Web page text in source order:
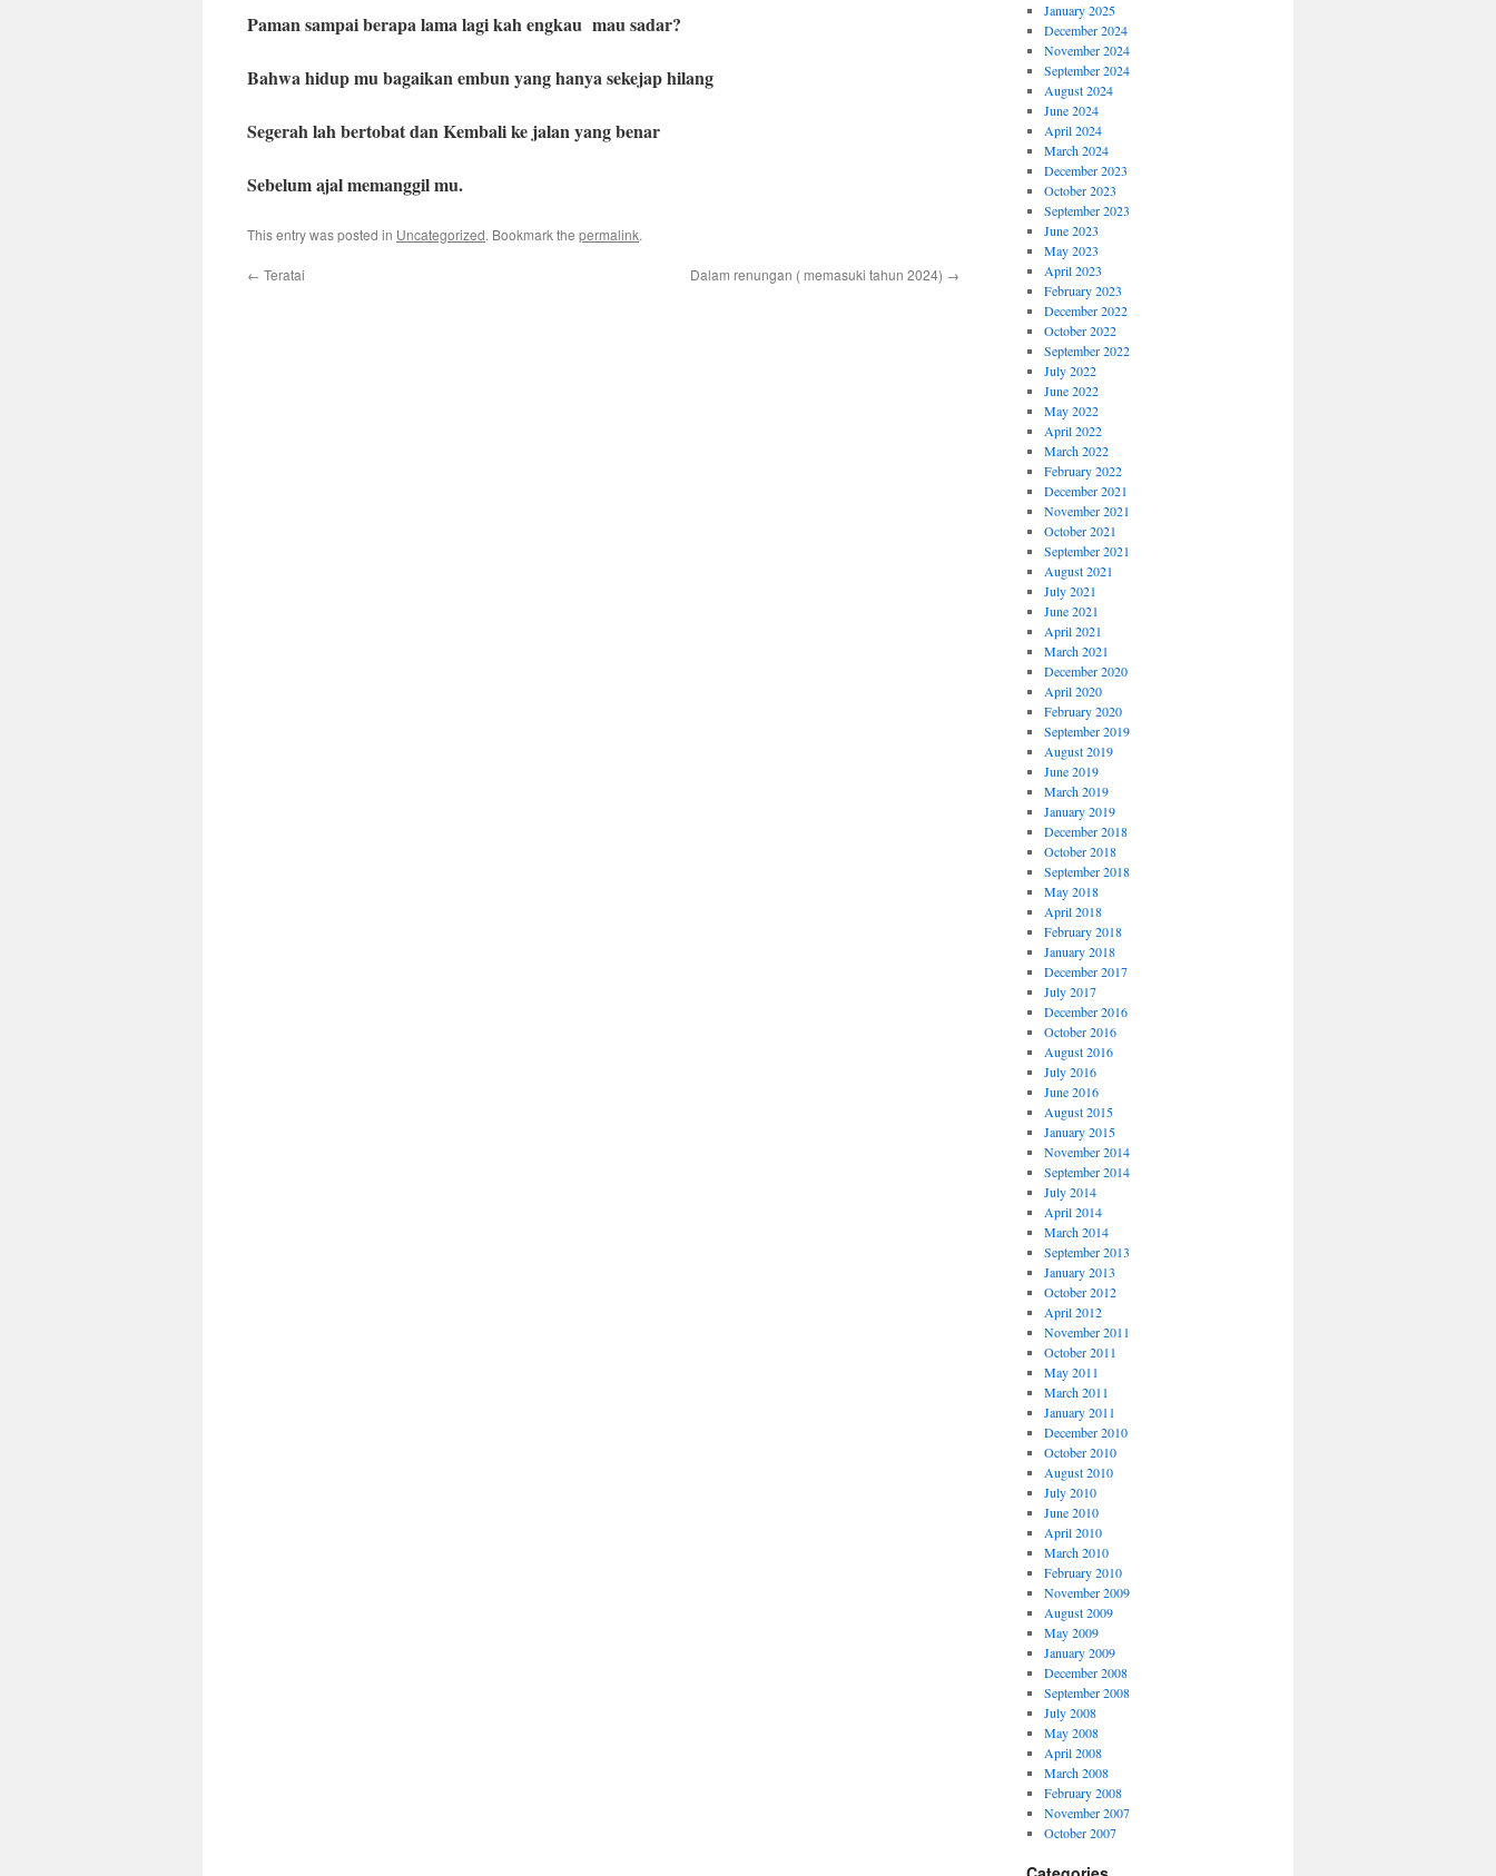
Paman sampai berapa lama lagi kah engkau mau sadar?
Bahwa hidup mu bagaikan embun yang hanya sekejap hilang
Segerah lah bertobat dan Kembali ke jalan yang benar
Sebelum ajal memanggil mu.
This entry was posted in Uncategorized. Bookmark the permalink.
← Teratai Dalam renungan ( memasuki tahun 2024) →
January 2025
December 2024
November 2024
September 2024
August 2024
June 2024
April 2024
March 2024
December 2023
October 2023
September 2023
June 2023
May 2023
April 2023
February 2023
December 2022
October 2022
September 2022
July 2022
June 2022
May 2022
April 2022
March 2022
February 2022
December 2021
November 2021
October 2021
September 2021
August 2021
July 2021
June 2021
April 2021
March 2021
December 2020
April 2020
February 2020
September 2019
August 2019
June 2019
March 2019
January 2019
December 2018
October 2018
September 2018
May 2018
April 2018
February 2018
January 2018
December 2017
July 2017
December 2016
October 2016
August 2016
July 2016
June 2016
August 2015
January 2015
November 2014
September 2014
July 2014
April 2014
March 2014
September 2013
January 2013
October 2012
April 2012
November 2011
October 2011
May 2011
March 2011
January 2011
December 2010
October 2010
August 2010
July 2010
June 2010
April 2010
March 2010
February 2010
November 2009
August 2009
May 2009
January 2009
December 2008
September 2008
July 2008
May 2008
April 2008
March 2008
February 2008
November 2007
October 2007